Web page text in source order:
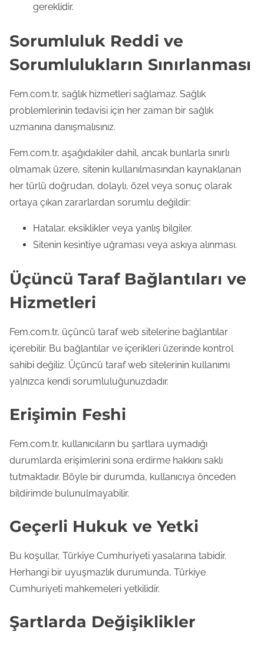
gereklidir.
Sorumluluk Reddi ve
Sorumlulukların Sınırlanması
Fem.com.tr, sağlık hizmetleri sağlamaz. Sağlık
problemlerinin tedavisi için her zaman bir sağlık
uzmanına danışmalısınız.
Fem.com.tr, aşağıdakiler dahil, ancak bunlarla sınırlı
olmamak üzere, sitenin kullanılmasından kaynaklanan
her türlü doğrudan, dolaylı, özel veya sonuç olarak
ortaya çıkan zararlardan sorumlu değildir:
Hatalar, eksiklikler veya yanlış bilgiler.
Sitenin kesintiye uğraması veya askıya alınması.
Üçüncü Taraf Bağlantıları ve
Hizmetleri
Fem.com.tr, üçüncü taraf web sitelerine bağlantılar
içerebilir. Bu bağlantılar ve içerikleri üzerinde kontrol
sahibi değiliz. Üçüncü taraf web sitelerinin kullanımı
yalnızca kendi sorumluluğunuzdadır.
Erişimin Feshi
Fem.com.tr, kullanıcıların bu şartlara uymadığı
durumlarda erişimlerini sona erdirme hakkını saklı
tutmaktadır. Böyle bir durumda, kullanıcıya önceden
bildirimde bulunulmayabilir.
Geçerli Hukuk ve Yetki
Bu koşullar, Türkiye Cumhuriyeti yasalarına tabidir.
Herhangi bir uyuşmazlık durumunda, Türkiye
Cumhuriyeti mahkemeleri yetkilidir.
Şartlarda Değişiklikler